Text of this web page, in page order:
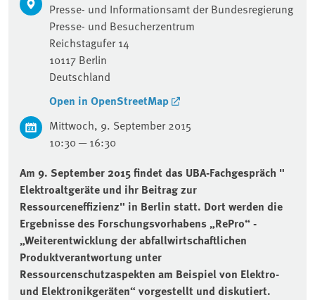
Presse- und Informationsamt der Bundesregierung
Presse- und Besucherzentrum
Reichstagufer 14
10117 Berlin
Deutschland
Open in OpenStreetMap
Mittwoch, 9. September 2015
10:30 — 16:30
Am 9. September 2015 findet das UBA-Fachgespräch "
Elektroaltgeräte und ihr Beitrag zur
Ressourceneffizienz" in Berlin statt. Dort werden die
Ergebnisse des Forschungsvorhabens „RePro“ -
„Weiterentwicklung der abfallwirtschaftlichen
Produktverantwortung unter
Ressourcenschutzaspekten am Beispiel von Elektro-
und Elektronikgeräten“ vorgestellt und diskutiert.